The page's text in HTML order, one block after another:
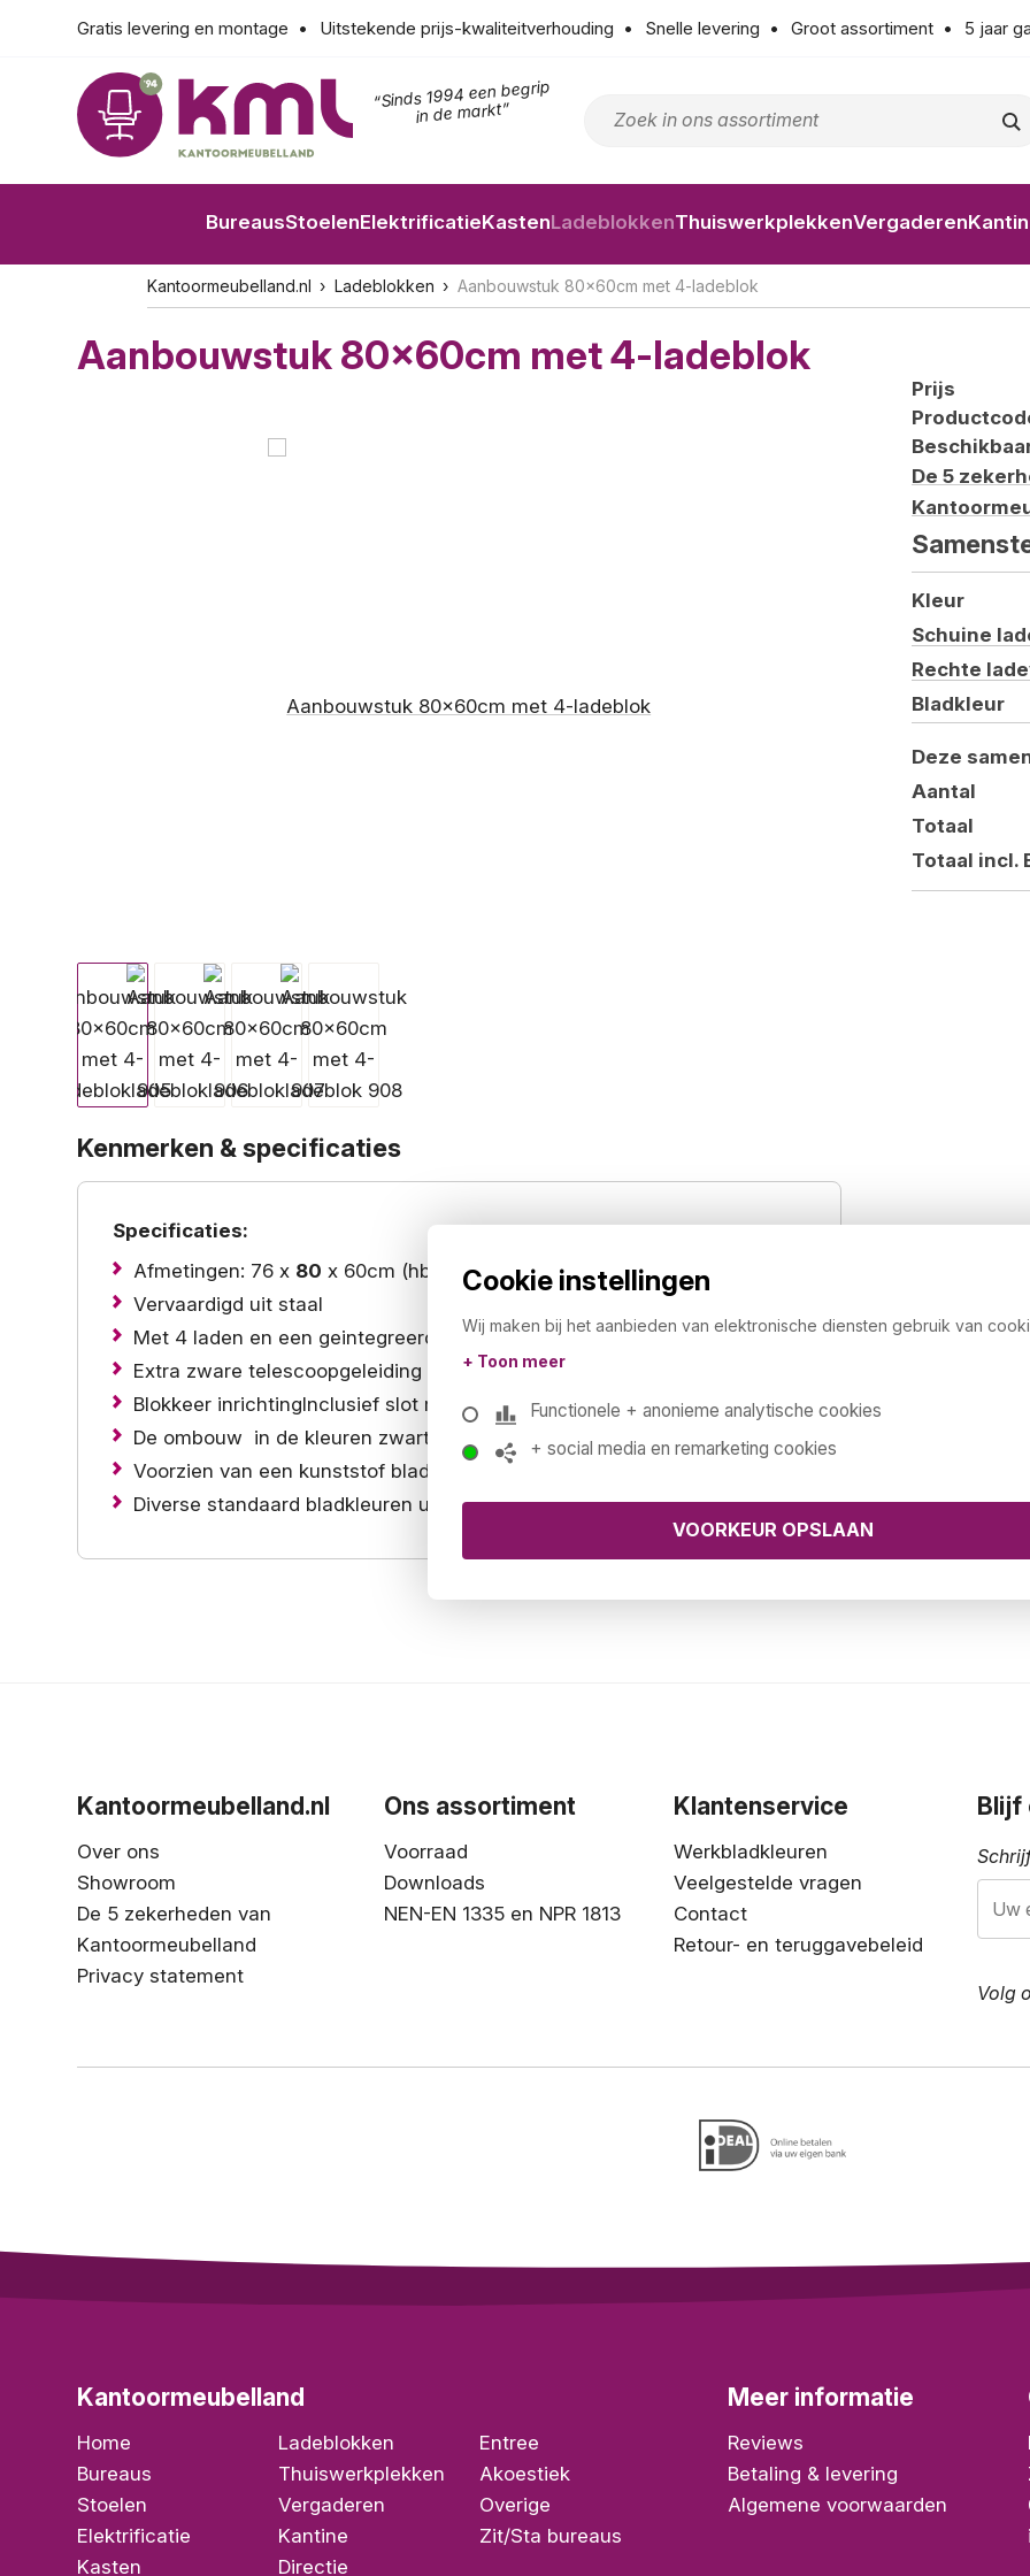
Gratis levering en montage Uitstekende prijs-kwaliteitverhouding Snelle levering Groot assortiment 5 jaar
“Sinds 1994 een begrip
in de markt”
BureausStoelenElektrificatieKastenLadeblokkenThuiswerkplekkenVergaderen
Kantoormeubelland.nl Ladeblokken Aanbouwstuk 80x60cm met 4-ladeblok
Aanbouwstuk 80x60cm met 4-ladeblok
Kenmerken & specificaties
Specificaties:
Afmetingen: 76 x 80 x 60cm (hbd)
Vervaardigd uit staal
Met 4 laden en een geintegreerde pennenlade
Extra zware telescoopgeleiding
Blokkeer inrichtingInclusief slot met 2 sleutels
De ombouw in de kleuren zwart, wit, antraciet of aluminium
Voorzien van een kunststof blad met PVC stootrand (80cm breed)
Diverse standaard bladkleuren uit voorraad leverbaar
Prijs
De 5
Kleur
Schuine
Rechte
Bladkleur
Deze
Aantal
Totaal
Totaal incl.
Kantoormeubelland.nl
Over ons
Showroom
De 5 zekerheden van
Kantoormeubelland
Privacy statement
Ons assortiment
Voorraad
Downloads
NEN-EN 1335 en NPR 1813
Klantenservice
Werkbladkleuren
Veelgestelde vragen
Contact
Retour- en teruggavebeleid
Blijf
Volg
Kantoormeubelland
Home
Bureaus
Stoelen
Elektrificatie
Kasten
Ladeblokken
Thuiswerkplekken
Vergaderen
Kantine
Directie
Entree
Akoestiek
Overige
Zit/Sta bureaus
Meer informatie
Reviews
Betaling & levering
Algemene voorwaarden
Cookie instellingen
Wij maken bij het aanbieden van elektronische diensten gebruik van
+ Toon meer
Functionele + anonieme analytische cookies
+ social media en remarketing cookies